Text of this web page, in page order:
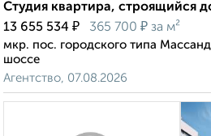
Студия квартира, строящийся
13 655 534 ₽ 365 700 ₽ за м²
мкр. пос. городского типа
шоссе
Агентство, 07.08.2026